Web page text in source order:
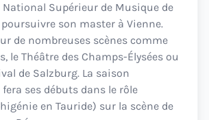
National Supérieur de Musique de
son master à Vienne.
de nombreuses scènes comme
le Théâtre des Champs-Élysées ou
de Salzburg. La saison
ses débuts dans le rôle
en Tauride) sur la scène de